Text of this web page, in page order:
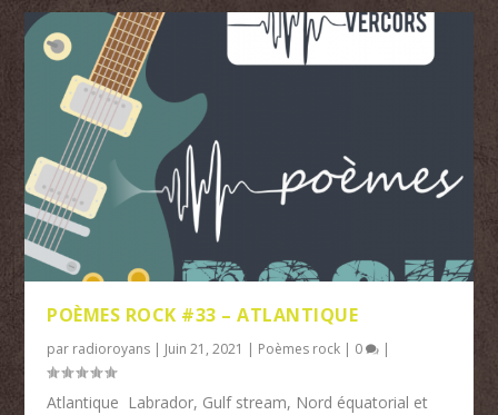
POÈMES ROCK #33 – ATLANTIQUE
par radioroyans | Juin 21, 2021 | Poèmes rock | 0 |
Atlantique Labrador, Gulf stream, Nord équatorial et